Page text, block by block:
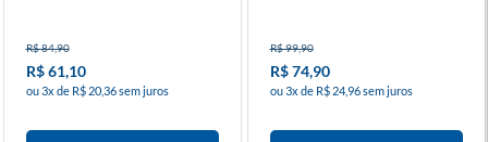
R$ 84,90
R$ 61,10
ou 3x de R$ 20,36 sem juros
R$ 99,90
R$ 74,90
ou 3x de R$ 24,96 sem juros